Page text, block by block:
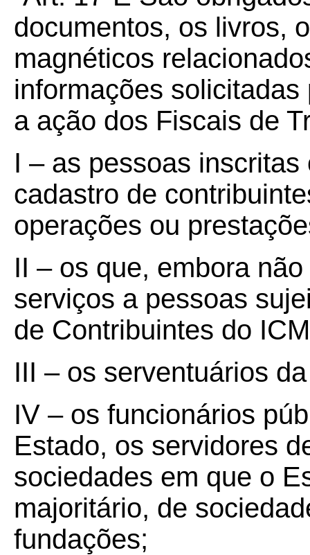
documentos, os livros,
magnéticos
informações
a ação dos Fiscais de
I – as pessoas
cadastro de
operações ou
II – os que, embora
serviços a pessoas
de Contribuintes do
III – os serventuários
IV – os funcionários
Estado, os servidores
sociedades em que o
majoritário, de
fundações;